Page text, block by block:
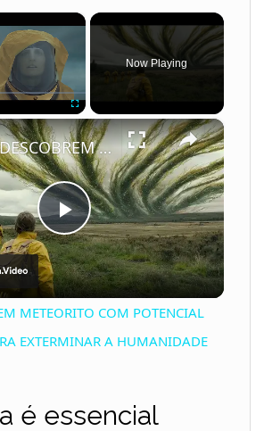
×
Fullscreen
Now Playing
×
P
l
a
ELES DESCOBREM METEORITO COM POTENCIAL BIOLÓGICO PARA EXTERMINAR A HUMANIDADE
METEORITO COM POTENCIAL
EXTERMINAR A HUMANIDADE
é essencial